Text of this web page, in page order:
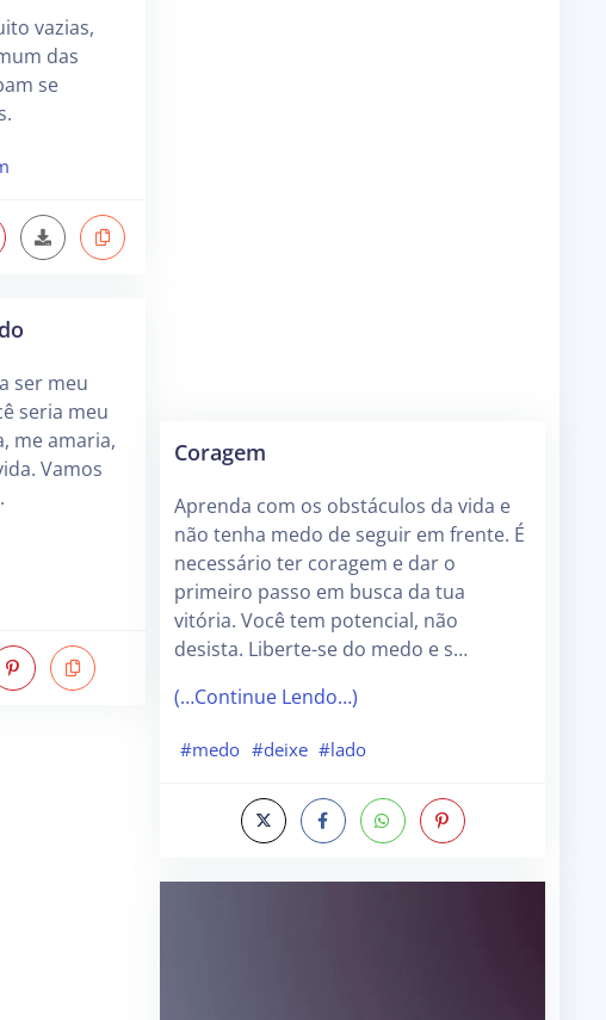
vazias,
das
se
ser meu
seria meu
me amaria,
Vamos
Coragem
Aprenda com os obstáculos da vida e
não tenha medo de seguir em frente. É
necessário ter coragem e dar o
primeiro passo em busca da tua
vitória. Você tem potencial, não
desista. Liberte-se do medo e s…
(…Continue Lendo…)
#medo #deixe #lado